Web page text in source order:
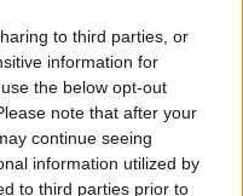
to third parties, or
information for
the below opt-out
note that after your
continue seeing
information utilized by
to third parties prior to